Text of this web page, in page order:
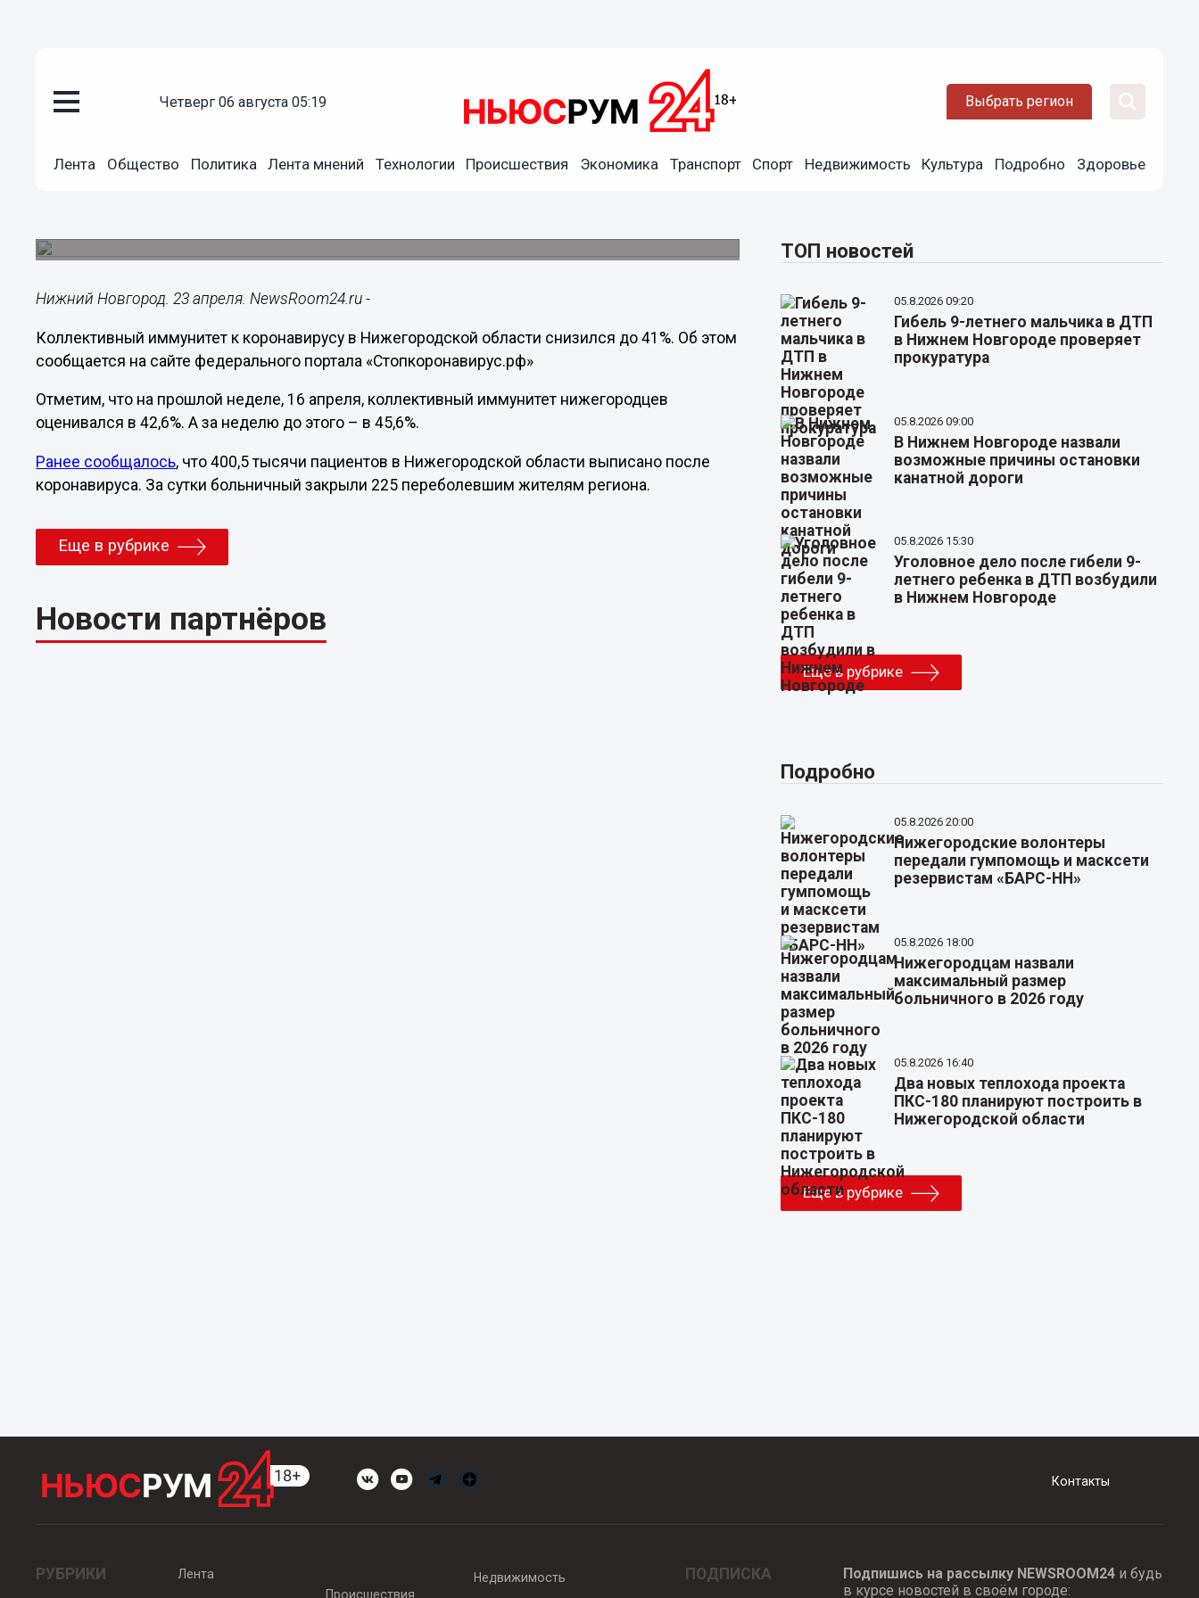
четверг 06 августа 05:19 Выбрать регион
Лента Общество Политика Лента мнений Технологии Происшествия Экономика Транспорт Спорт Недвижимость Культура Подробно Здоровье
Коллективный иммунитет нижегородцев к COVID-19
Нижний Новгород. 23 апреля. NewsRoom24.ru -
Коллективный иммунитет к коронавирусу в Нижегородской области снизился до 41%. Об этом
сообщается на сайте федерального портала «Стопкоронавирус.рф»
Отметим, что на прошлой неделе, 16 апреля, коллективный иммунитет нижегородцев
оценивался в 42,6%. А за неделю до этого – в 45,6%.
Ранее сообщалось, что 400,5 тысячи пациентов в Нижегородской области выписано после
коронавируса. За сутки больничный закрыли 225 переболевшим жителям региона.
Еще в рубрике
Новости партнёров
ТОП новостей
05.8.2026 09:20
Гибель 9-летнего мальчика в ДТП
в Нижнем Новгороде проверяет
прокуратура
05.8.2026 09:00
В Нижнем Новгороде назвали
возможные причины остановки
канатной дороги
05.8.2026 15:30
Уголовное дело после гибели 9-
летнего ребенка в ДТП возбудили
в Нижнем Новгороде
Еще в рубрике
Подробно
05.8.2026 20:00
Нижегородские волонтеры
передали гумпомощь и масксети
резервистам «БАРС-НН»
05.8.2026 18:00
Нижегородцам назвали
максимальный размер
больничного в 2026 году
05.8.2026 16:40
Два новых теплохода проекта
ПКС-180 планируют построить в
Нижегородской области
Еще в рубрике
Контакты
РУБРИКИ
Лента
Происшествия
Недвижимость ПОДПИСКА Подпишись на рассылку NEWSROOM24и будь
в курсе новостей в своём городе: